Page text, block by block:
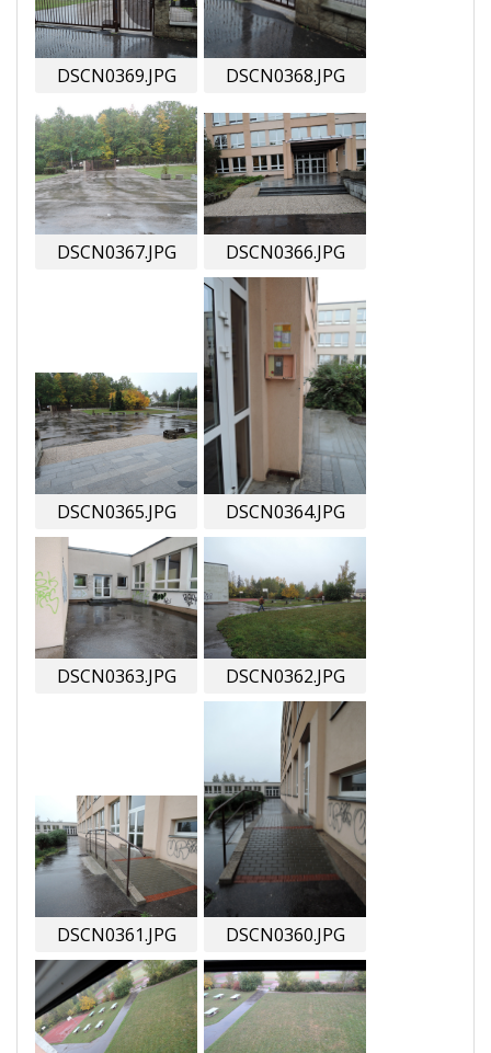
DSCN0369.JPG DSCN0368.JPG
DSCN0367.JPG DSCN0366.JPG
DSCN0365.JPG DSCN0364.JPG
DSCN0363.JPG DSCN0362.JPG
DSCN0361.JPG DSCN0360.JPG